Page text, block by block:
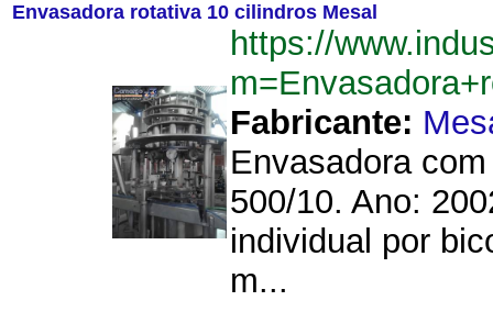
Envasadora rotativa 10 cilindros Mesal
https://
Fabricante:
Envasadora
500/10. Ano:
individual por
m...